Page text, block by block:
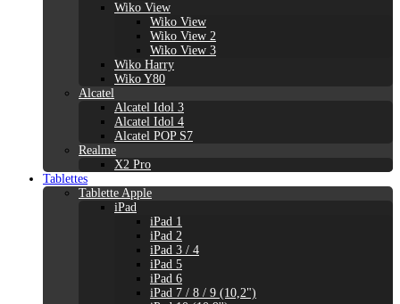
Wiko View
Wiko View
Wiko View 2
Wiko View 3
Wiko Harry
Wiko Y80
Alcatel
Alcatel Idol 3
Alcatel Idol 4
Alcatel POP S7
Realme
X2 Pro
Tablettes
Tablette Apple
iPad
iPad 1
iPad 2
iPad 3 / 4
iPad 5
iPad 6
iPad 7 / 8 / 9 (10,2")